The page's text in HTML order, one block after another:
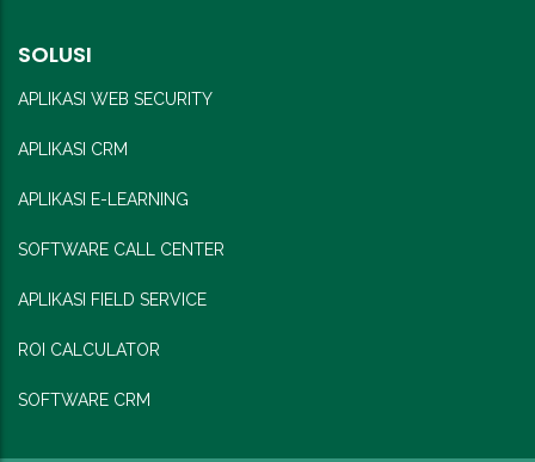
SOLUSI
APLIKASI WEB SECURITY
APLIKASI CRM
APLIKASI E-LEARNING
SOFTWARE CALL CENTER
APLIKASI FIELD SERVICE
ROI CALCULATOR
SOFTWARE CRM